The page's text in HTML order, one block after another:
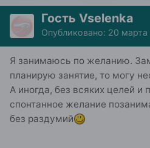
Гость Vselenka
Опубликовано: 20 марта
Я занимаюсь по желанию.
планирую занятие, то могу
А иногда, без всяких целей и
спонтанное желание
без раздумий